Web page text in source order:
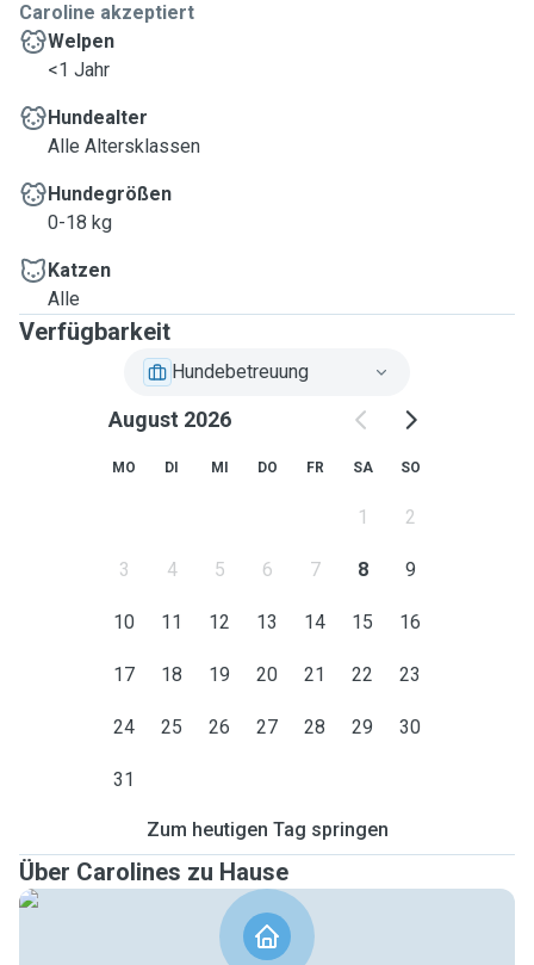
Caroline akzeptiert
Welpen
<1 Jahr
Hundealter
Alle Altersklassen
Hundegrößen
0-18 kg
Katzen
Alle
Verfügbarkeit
Hundebetreuung
August 2026
MO DI MI DO FR SA SO
1 2
3 4 5 6 7 8 9
10 11 12 13 14 15 16
17 18 19 20 21 22 23
24 25 26 27 28 29 30
31
Zum heutigen Tag springen
Über Carolines zu Hause